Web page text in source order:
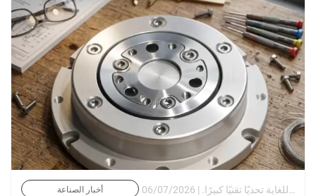
أخبار الصناعة في مجال الأتمتة الصناعية الحديثة وهندسة الروبوتات المتقدمة، يعد تحقيق التوازن بين كثافة عزم الدوران العالية والصلابة الالتوائية ورد الفعل العكسي المنخفض للغاية تحديًا تقنيًا كبيرًا. | 06/07/2026